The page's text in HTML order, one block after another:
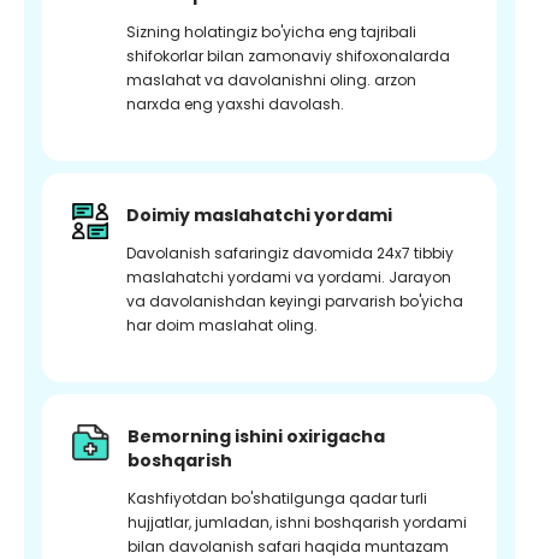
Sizning holatingiz bo'yicha eng tajribali
shifokorlar bilan zamonaviy shifoxonalarda
maslahat va davolanishni oling. arzon
narxda eng yaxshi davolash.
Doimiy maslahatchi yordami
Davolanish safaringiz davomida 24x7 tibbiy
maslahatchi yordami va yordami. Jarayon
va davolanishdan keyingi parvarish bo'yicha
har doim maslahat oling.
Bemorning ishini oxirigacha
boshqarish
Kashfiyotdan bo'shatilgunga qadar turli
hujjatlar, jumladan, ishni boshqarish yordami
bilan davolanish safari haqida muntazam